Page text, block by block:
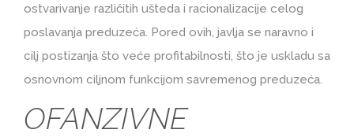
ostvarivanje različitih ušteda i racionalizacije celog
poslavanja preduzeća. Pored ovih, javlja se naravno i
cilj postizanja što veće profitabilnosti, što je uskladu sa
osnovnom ciljnom funkcijom savremenog preduzeća.
OFANZIVNE